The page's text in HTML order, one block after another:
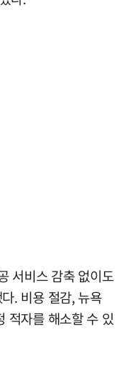
서비스 감축 없이도
. 비용 절감, 뉴욕
적자를 해소할 수 있